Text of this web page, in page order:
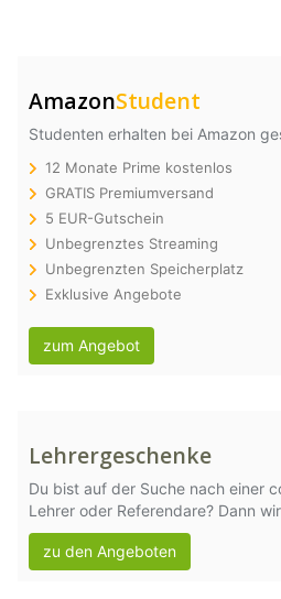
AmazonStudent
Studenten erhalten bei Amazon
12 Monate Prime kostenlos
GRATIS Premiumversand
5 EUR-Gutschein
Unbegrenztes Streaming
Unbegrenzten Speicherplatz
Exklusive Angebote
zum Angebot
Lehrergeschenke
Du bist auf der Suche nach einer
Lehrer oder Referendare? Dann
zu den Angeboten